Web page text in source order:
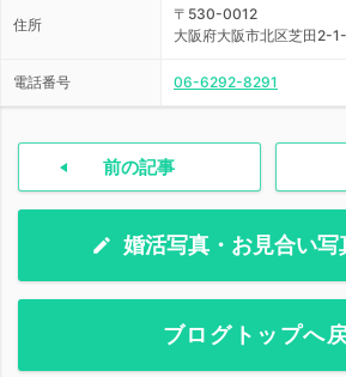
住所
〒530-0012
大阪府大阪市北区芝田2-
電話番号 06-6292-8291
前の記事
婚活写真・お見合い写
ブログトップへ